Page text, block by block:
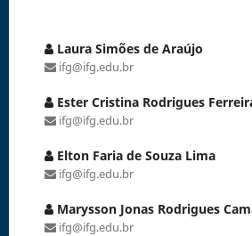
Laura Simões de Araújo
ifg@ifg.edu.br
Ester Cristina Rodrigues
ifg@ifg.edu.br
Elton Faria de Souza Lima
ifg@ifg.edu.br
Marysson Jonas Rodrigues
ifg@ifg.edu.br